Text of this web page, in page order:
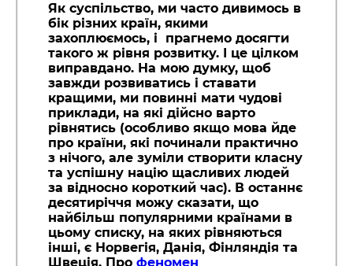
Як суспільство, ми часто дивимось в
бік різних країн, якими
захоплюємось, і прагнемо досягти
такого ж рівня розвитку. І це цілком
виправдано. На мою думку, щоб
завжди розвиватись і ставати
кращими, ми повинні мати чудові
приклади, на які дійсно варто
рівнятись (особливо якщо мова йде
про країни, які починали практично
з нічого, але зуміли створити класну
та успішну націю щасливих людей
за відносно короткий час). В останнє
десятиріччя можу сказати, що
найбільш популярними країнами в
цьому списку, на яких рівняються
інші, є Норвегія, Данія, Фінляндія та
Швеція. Про феномен